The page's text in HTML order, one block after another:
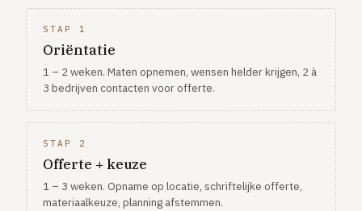
STAP 1
Oriëntatie
1 – 2 weken. Maten opnemen, wensen helder krijgen, 2 à
3 bedrijven contacten voor offerte.
STAP 2
Offerte + keuze
1 – 3 weken. Opname op locatie, schriftelijke offerte,
materiaalkeuze, planning afstemmen.